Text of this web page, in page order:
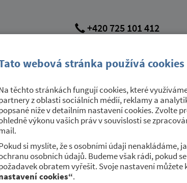
webová stránka používá cookies
těchto stránkách fungují cookies, které
z oblasti sociálních médií, reklamy a
níže v detailním nastavení cookies. Zvolte
výkonu vašich práv v souvislosti se
si myslíte, že s osobními údaji nenakládáme,
osobních údajů. Budeme však rádi, pokud
obratem vyřešit. Svoje nastavení
cookies“.
+420 725 101 412
úřad Úřední deska